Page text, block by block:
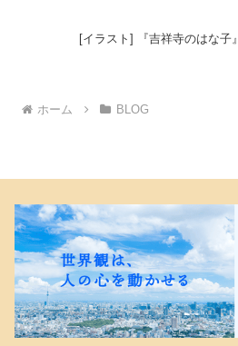
[イラスト] 『吉祥寺のはな子』
ホーム BLOG